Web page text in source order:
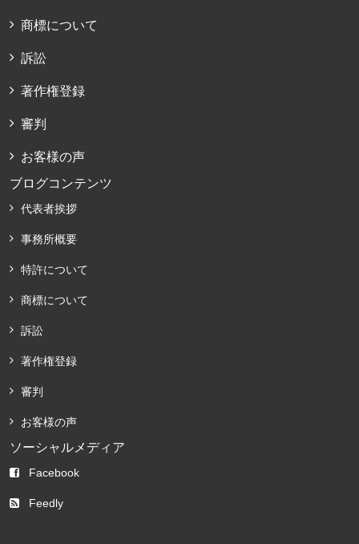
商標について
訴訟
著作権登録
審判
お客様の声
ブログコンテンツ
代表者挨拶
事務所概要
特許について
商標について
訴訟
著作権登録
審判
お客様の声
ソーシャルメディア
Facebook
Feedly